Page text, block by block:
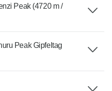
Peak (4720 m /
Peak Gipfeltag